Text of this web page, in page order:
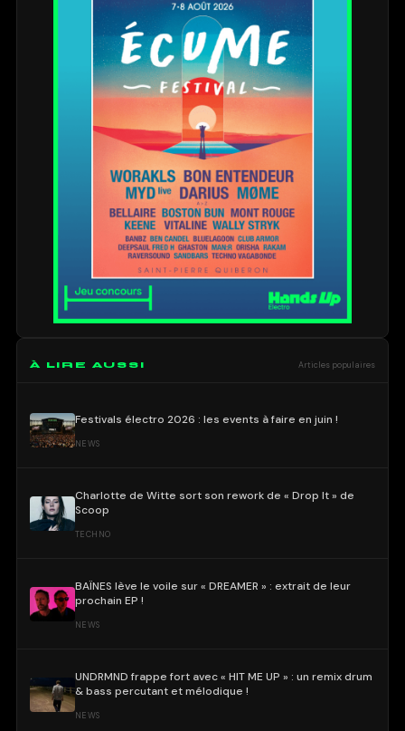
À LIRE AUSSI Articles populaires
Festivals électro 2026 : les events à faire en juin !
NEWS
Charlotte de Witte sort son rework de « Drop It » de
Scoop
TECHNO
BAÏNES lève le voile sur « DREAMER » : extrait de leur
prochain EP !
NEWS
UNDRMND frappe fort avec « HIT ME UP » : un remix drum
& bass percutant et mélodique !
NEWS